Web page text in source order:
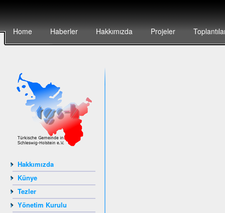
Home Haberler Hakkımızda Projeler
Hakkımızda
Künye
Tezler
Yönetim Kurulu